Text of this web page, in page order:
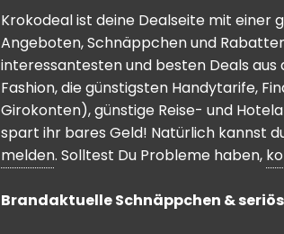
Krokodeal ist deine Dealseite mit einer
Angeboten, Schnäppchen und
interessantesten und besten Deals aus
Fashion, die günstigsten Handytarife,
Girokonten), günstige Reise- und
spart ihr bares Geld! Natürlich kannst
melden. Solltest Du Probleme haben,
Brandaktuelle Schnäppchen &